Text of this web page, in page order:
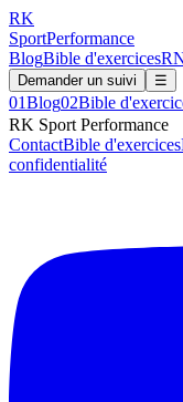
RK
SportPerformance
BlogBible d'exercices
Demander un suivi ☰
01Blog02Bible
RK Sport Performance
ContactBible d'exercices
confidentialité